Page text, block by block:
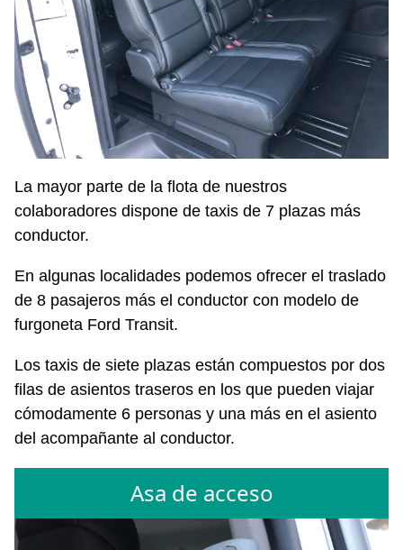
La mayor parte de la flota de nuestros
colaboradores dispone de taxis de 7 plazas más
conductor.
En algunas localidades podemos ofrecer el traslado
de 8 pasajeros más el conductor con modelo de
furgoneta Ford Transit.
Los taxis de siete plazas están compuestos por dos
filas de asientos traseros en los que pueden viajar
cómodamente 6 personas y una más en el asiento
del acompañante al conductor.
Asa de acceso